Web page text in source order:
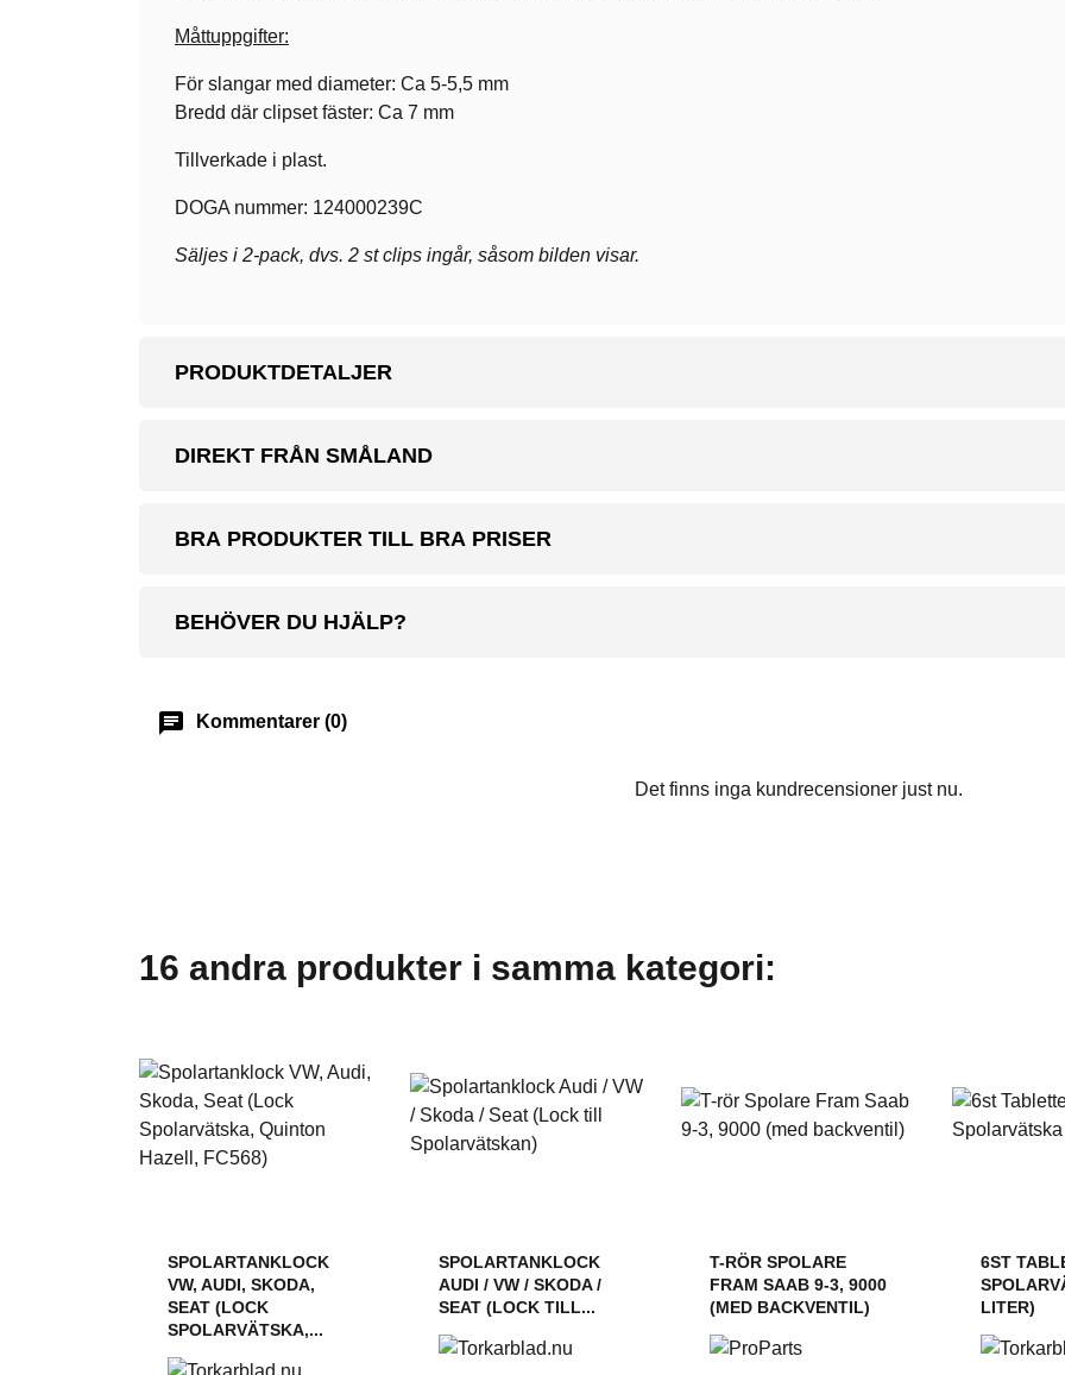
Måttuppgifter:
För slangar med diameter: Ca 5-5,5 mm
Bredd där clipset fäster: Ca 7 mm
Tillverkade i plast.
DOGA nummer: 124000239C
Säljes i 2-pack, dvs. 2 st clips ingår, såsom bilden visar.
PRODUKTDETALJER
DIREKT FRÅN SMÅLAND
BRA PRODUKTER TILL BRA PRISER
BEHÖVER DU HJÄLP?
chat Kommentarer (0)
Det finns inga kundrecensioner just nu.
16 andra produkter i samma kategori:
SPOLARTANKLOCK
VW, AUDI, SKODA,
SEAT (LOCK
SPOLARVÄTSKA,...
SPOLARTANKLOCK
AUDI / VW / SKODA /
SEAT (LOCK TILL...
T-RÖR SPOLARE
FRAM SAAB 9-3, 9000
(MED BACKVENTIL)
6ST
LITER)